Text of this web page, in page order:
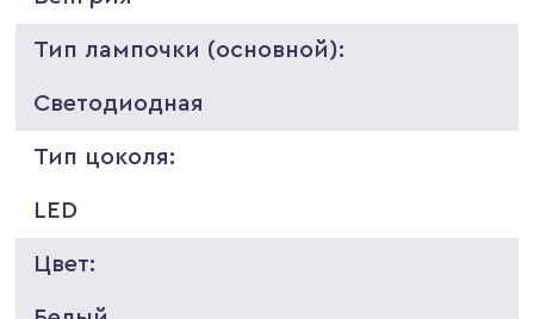
Тип лампочки (основной):
Светодиодная
Тип цоколя:
LED
Цвет: